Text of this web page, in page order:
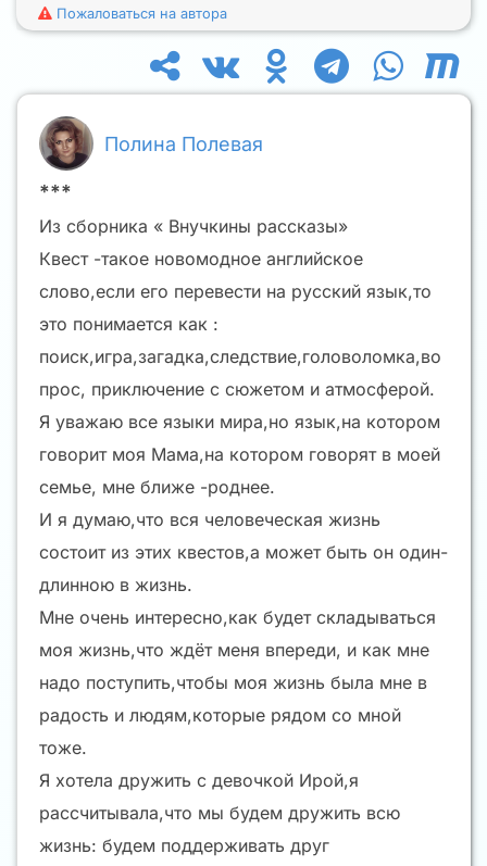
Пожаловаться на автора
Полина Полевая
***
Из сборника « Внучкины рассказы»
Квест -такое новомодное английское
слово,если его перевести на русский язык,то
это понимается как :
поиск,игра,загадка,следствие,головоломка,во
прос, приключение с сюжетом и атмосферой.
Я уважаю все языки мира,но язык,на котором
говорит моя Мама,на котором говорят в моей
семье, мне ближе -роднее.
И я думаю,что вся человеческая жизнь
состоит из этих квестов,а может быть он один-
длинною в жизнь.
Мне очень интересно,как будет складываться
моя жизнь,что ждёт меня впереди, и как мне
надо поступить,чтобы моя жизнь была мне в
радость и людям,которые рядом со мной
тоже.
Я хотела дружить с девочкой Ирой,я
рассчитывала,что мы будем дружить всю
жизнь: будем поддерживать друг